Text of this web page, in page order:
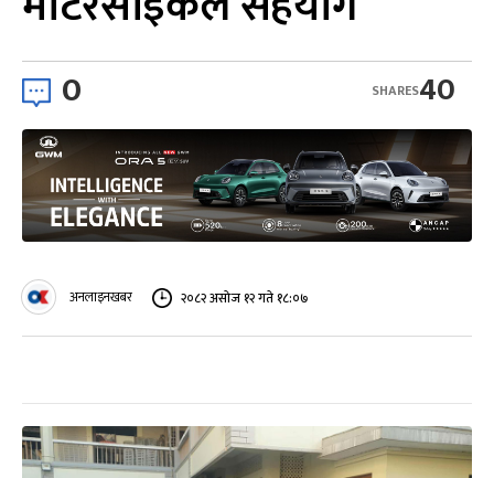
0 40
SHARES
अनलाइनखबर २०८२ असोज १२ गते १८:०७